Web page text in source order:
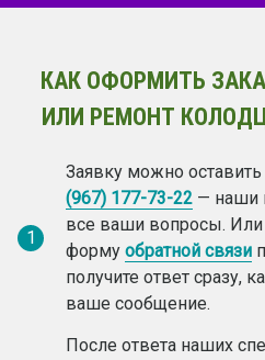
КАК ОФОРМИТЬ
ИЛИ РЕМОНТ
1
Заявку можно
(967) 177-73-22 — наши
все ваши вопросы. Или
форму обратной связи
получите ответ сразу,
ваше сообщение.
После ответа наших